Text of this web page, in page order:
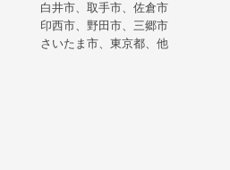
白井市、取手市、佐倉市
印西市、野田市、三郷市
さいたま市、東京都、他